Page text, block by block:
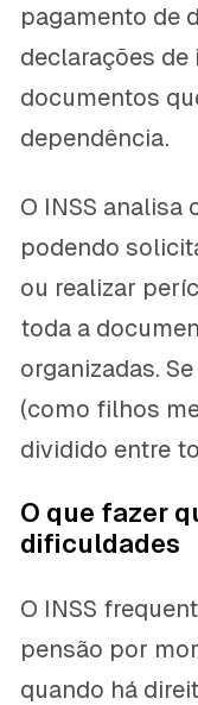
pagamento de
declarações de
documentos
dependência.
O INSS analisa
podendo
ou realizar
toda a
organizadas.
(como filhos
dividido entre
O que fazer
dificuldades
O INSS
pensão por
quando há